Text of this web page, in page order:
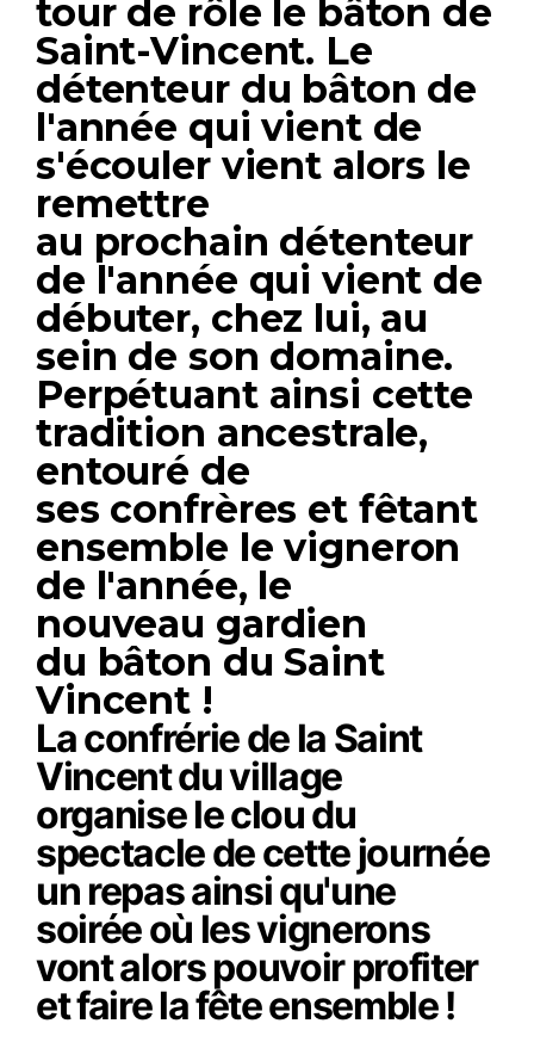
tour de rôle le bâton de
Saint-Vincent. Le
détenteur du bâton de
l'année qui vient de
s'écouler vient alors le
remettre
au prochain détenteur
de l'année qui vient de
débuter, chez lui, au
sein de son domaine.
Perpétuant ainsi cette
tradition ancestrale,
entouré de
ses confrères et fêtant
ensemble le vigneron
de l'année, le
nouveau gardien
du bâton du Saint
Vincent !
La confrérie de la Saint
Vincent du village
organise le clou du
spectacle de cette journée
un repas ainsi qu'une
soirée où les vignerons
vont alors pouvoir profiter
et faire la fête ensemble !